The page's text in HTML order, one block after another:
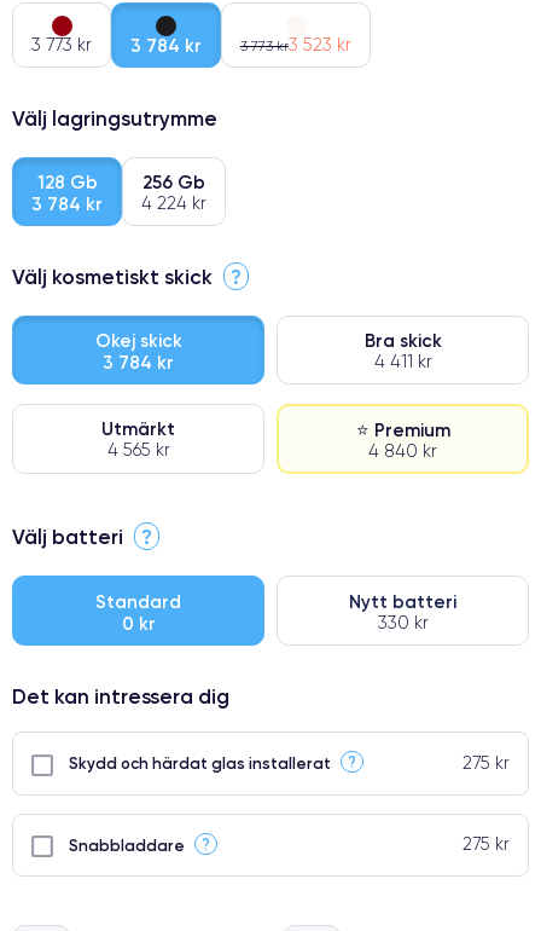
3 773 kr 3 784 kr 3 773 kr3 523 kr
Välj lagringsutrymme
128 Gb
3 784 kr
256 Gb
4 224 kr
Välj kosmetiskt skick ?
Okej skick
3 784 kr
Bra skick
4 411 kr
Utmärkt
4 565 kr
⭐ Premium
4 840 kr
⭐ Premium
● Oklanderlig kvalitetsskärm
● Endast 5% av våra telefoner har premiumklassning
Välj batteri ?
Standard
0 kr
Nytt batteri
330 kr
Det kan intressera dig
Skydd och härdat glas installerat ? 275 kr
Snabbladdare ? 275 kr